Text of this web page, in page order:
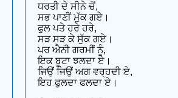
ਧਰਤੀ ਦੇ ਸੀਨੇ ਚੋਂ,
ਸਭ ਪਾਣੀਂ ਮੁੱਕ ਗਏ।
ਫੁਲ ਪਤੇ ਹਰੇ ਹਰੇ,
ਸੜ ਸੜ ਕੇ ਸੁੱਕ ਗਏ।
ਪਰ ਐਨੀ ਗਰਮੀਂ ਨੂੰ,
ਇਕ ਬੂਟਾ ਝਲਦਾ ਏ।
ਜਿਉਂ ਜਿਉਂ ਅਗ ਵਰ੍ਹਦੀ ਏ,
ਇਹ ਫੁਲਦਾ ਫਲਦਾ ਏ।